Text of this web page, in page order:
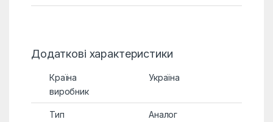
Додаткові характеристики
Країна
виробник
Україна
Тип
Аналог